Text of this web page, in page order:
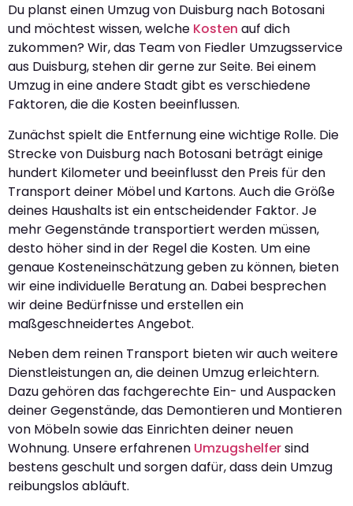
Du planst einen Umzug von Duisburg nach Botosani
und möchtest wissen, welche Kosten auf dich
zukommen? Wir, das Team von Fiedler Umzugsservice
aus Duisburg, stehen dir gerne zur Seite. Bei einem
Umzug in eine andere Stadt gibt es verschiedene
Faktoren, die die Kosten beeinflussen.
Zunächst spielt die Entfernung eine wichtige Rolle. Die
Strecke von Duisburg nach Botosani beträgt einige
hundert Kilometer und beeinflusst den Preis für den
Transport deiner Möbel und Kartons. Auch die Größe
deines Haushalts ist ein entscheidender Faktor. Je
mehr Gegenstände transportiert werden müssen,
desto höher sind in der Regel die Kosten. Um eine
genaue Kosteneinschätzung geben zu können, bieten
wir eine individuelle Beratung an. Dabei besprechen
wir deine Bedürfnisse und erstellen ein
maßgeschneidertes Angebot.
Neben dem reinen Transport bieten wir auch weitere
Dienstleistungen an, die deinen Umzug erleichtern.
Dazu gehören das fachgerechte Ein- und Auspacken
deiner Gegenstände, das Demontieren und Montieren
von Möbeln sowie das Einrichten deiner neuen
Wohnung. Unsere erfahrenen Umzugshelfersind
bestens geschult und sorgen dafür, dass dein Umzug
reibungslos abläuft.